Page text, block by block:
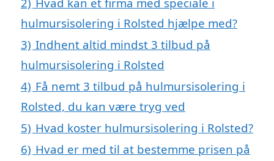
hulmursisolering i Rolsted hjælpe med?
3) Indhent altid mindst 3 tilbud på
hulmursisolering i Rolsted
4) Få nemt 3 tilbud på hulmursisolering i
Rolsted, du kan være tryg ved
5) Hvad koster hulmursisolering i Rolsted?
6) Hvad er med til at bestemme prisen på